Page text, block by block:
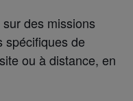
des missions
spécifiques de
ou à distance, en